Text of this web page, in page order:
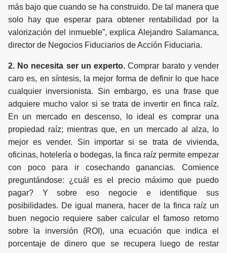
más bajo que cuando se ha construido. De tal manera que
solo hay que esperar para obtener rentabilidad por la
valorización del inmueble”, explica Alejandro Salamanca,
director de Negocios Fiduciarios de Acción Fiduciaria.
2. No necesita ser un experto. Comprar barato y vender
caro es, en síntesis, la mejor forma de definir lo que hace
cualquier inversionista. Sin embargo, es una frase que
adquiere mucho valor si se trata de invertir en finca raíz.
En un mercado en descenso, lo ideal es comprar una
propiedad raíz; mientras que, en un mercado al alza, lo
mejor es vender. Sin importar si se trata de vivienda,
oficinas, hotelería o bodegas, la finca raíz permite empezar
con poco para ir cosechando ganancias. Comience
preguntándose: ¿cuál es el precio máximo que puedo
pagar? Y sobre eso negocie e identifique sus
posibilidades. De igual manera, hacer de la finca raíz un
buen negocio requiere saber calcular el famoso retorno
sobre la inversión (ROI), una ecuación que indica el
porcentaje de dinero que se recupera luego de restar